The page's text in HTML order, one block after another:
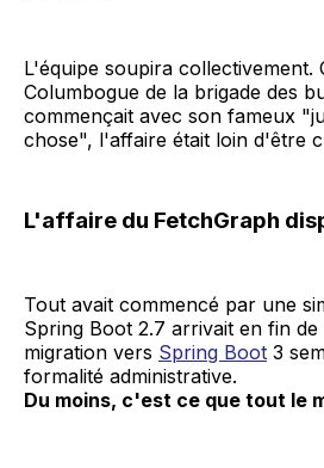
L'équipe soupira collectivement.
Columbogue de la brigade des
commençait avec son fameux
chose", l'affaire était loin d'être
L'affaire du FetchGraph
Tout avait commencé par une
Spring Boot 2.7 arrivait en fin
migration vers Spring Boot 3
formalité administrative.
Du moins, c'est ce que tout le